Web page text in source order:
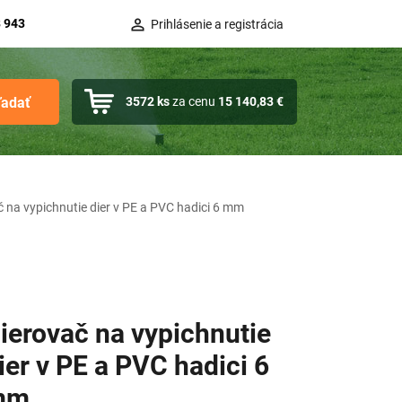
943 Prihlásenie a registrácia
3572ksza cenu 15 140,83 €
na vypichnutie dier v PE a PVC hadici 6 mm
na vypichnutie
v PE a PVC hadici 6